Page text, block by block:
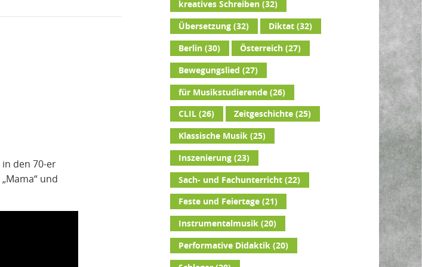
den 70-er
und
kreatives Schreiben (32)
Übersetzung (32) Diktat (32)
Berlin (30) Österreich (27)
Bewegungslied (27)
für Musikstudierende (26)
CLIL (26) Zeitgeschichte (25)
Klassische Musik (25)
Inszenierung (23)
Sach- und Fachunterricht (22)
Feste und Feiertage (21)
Instrumentalmusik (20)
Performative Didaktik (20)